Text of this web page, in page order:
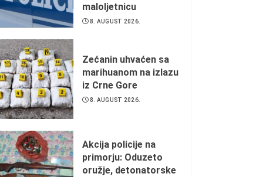
maloljetnicu
8. AUGUST 2026.
Zećanin uhvaćen sa
marihuanom na izlazu
iz Crne Gore
8. AUGUST 2026.
Akcija policije na
primorju: Oduzeto
oružje, detonatorske